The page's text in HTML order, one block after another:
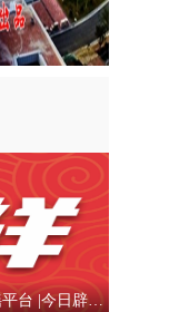
辟谣侠盟| 中国互联网联合辟谣平台 |今日辟谣（2026年08月07日）